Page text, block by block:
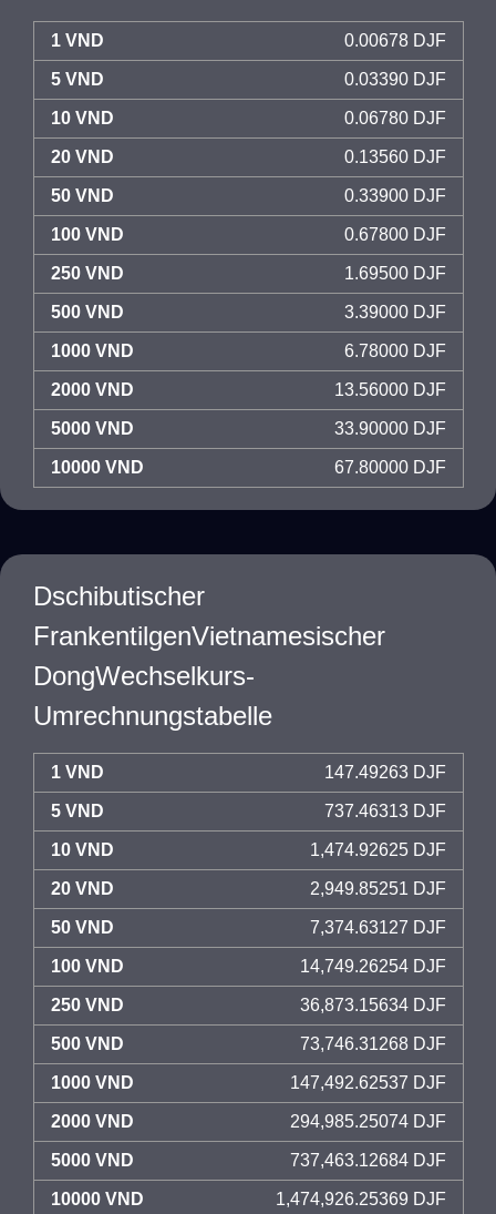
1 VND 0.00678 DJF
5 VND 0.03390 DJF
10 VND 0.06780 DJF
20 VND 0.13560 DJF
50 VND 0.33900 DJF
100 VND 0.67800 DJF
250 VND 1.69500 DJF
500 VND 3.39000 DJF
1000 VND 6.78000 DJF
2000 VND 13.56000 DJF
5000 VND 33.90000 DJF
10000 VND 67.80000 DJF
Dschibutischer
FrankentilgenVietnamesischer
DongWechselkurs-
Umrechnungstabelle
1 VND 147.49263 DJF
5 VND 737.46313 DJF
10 VND 1,474.92625 DJF
20 VND 2,949.85251 DJF
50 VND 7,374.63127 DJF
100 VND 14,749.26254 DJF
250 VND 36,873.15634 DJF
500 VND 73,746.31268 DJF
1000 VND 147,492.62537 DJF
2000 VND 294,985.25074 DJF
5000 VND 737,463.12684 DJF
10000 VND 1,474,926.25369 DJF